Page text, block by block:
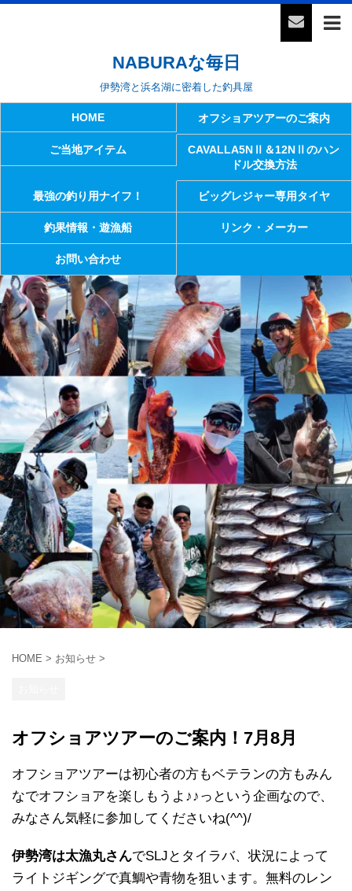
NABURAな毎日
伊勢湾と浜名湖に密着した釣具屋
HOME オフショアツアーのご案内
ご当地アイテム
CAVALLA5NⅡ＆12NⅡのハン
ドル交換方法
最強の釣り用ナイフ！ ビッグレジャー専用タイヤ
釣果情報・遊漁船 リンク・メーカー
お問い合わせ
HOME > お知らせ >
オフショアツアーのご案内！7月8月
オフショアツアーは初心者の方もベテランの方もみん
なでオフショアを楽しもうよ♪♪っという企画なので、
みなさん気軽に参加してくださいね(^^)/
伊勢湾は太漁丸さんでSLJとタイラバ、状況によって
ライトジギングで真鯛や青物を狙います。無料のレン